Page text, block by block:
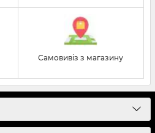
Самовивіз з магазину